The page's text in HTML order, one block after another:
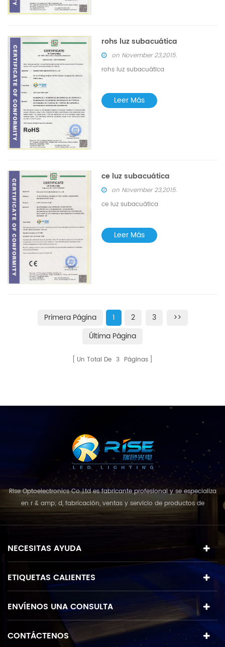
rohs luz subacuática
on November 23,2015.
rohs luz subacuática
Leer Más
ce luz subacuática
on November 23,2015.
ce luz subacuática
Leer Más
Primera Página 1 2 3
>>
Última Página
Un Total De 3 Páginas
Rise Optoelectronics Co.,Ltd es fabricante profesional y se especializa
en r & amp; d, fabricación, ventas y servicio de productos de
iluminación led, con una amplia variedad de unidades de
iluminación para uso residencial, comercial y de paisaje. con el
destacado", que combina u...
NECESITAS AYUDA
ETIQUETAS CALIENTES
ENVÍENOS UNA CONSULTA
CONTÁCTENOS